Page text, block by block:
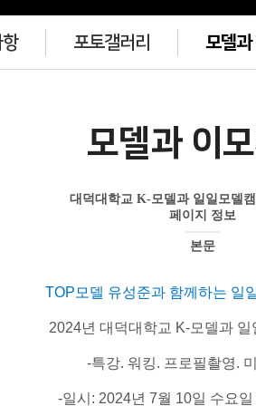
포토갤러리 모델과
모델과 이
대덕대학교 K-모델과 일일모델
페이지 정보
본문
TOP모델 유성준과 함께하는 일
2024년 대덕대학교 K-모델과 일
​-특강. 워킹. 프로필촬영.
​-일시: 2024년 7월 10일 수요